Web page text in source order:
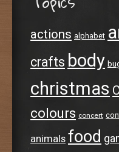
actions alphabet
crafts body
christmas
colours concert
animals food